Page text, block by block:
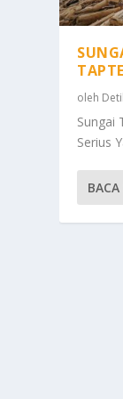
oleh
Sungai
Serius